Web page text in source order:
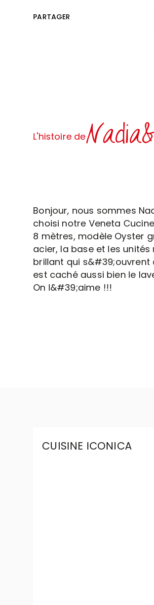
PARTAGER
L'histoire de
Bonjour, nous sommes
choisi notre Veneta
8 mètres, modèle Oyster
acier, la base et les
brillant qui
est caché aussi bien le
On l&#39;aime !!!
CUISINE ICONICA